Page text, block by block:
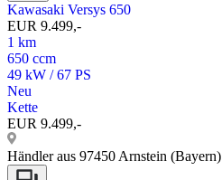
Kawasaki Versys 650
EUR 9.499,-
1 km
650 ccm
49 kW / 67 PS
Neu
Kette
EUR 9.499,-
Händler aus 97450 Arnstein (Bayern)